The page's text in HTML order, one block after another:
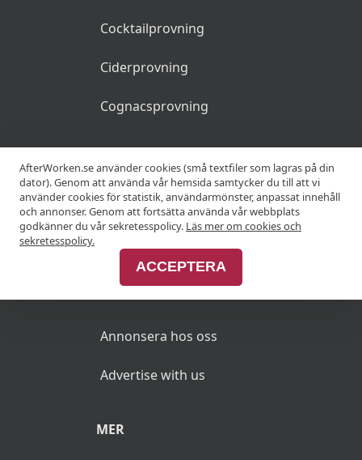
Cocktailprovning
Ciderprovning
Cognacsprovning
KRÖGARE
Anslut din restaurang
Annonsera hos oss
Advertise with us
MER
AfterWorken.se använder cookies (små textfiler som lagras på din
dator). Genom att använda vår hemsida samtycker du till att vi
använder cookies för statistik, användarmönster, anpassat innehåll
och annonser. Genom att fortsätta använda vår webbplats
godkänner du vår sekretesspolicy. Läs mer om cookies och
sekretesspolicy.
ACCEPTERA